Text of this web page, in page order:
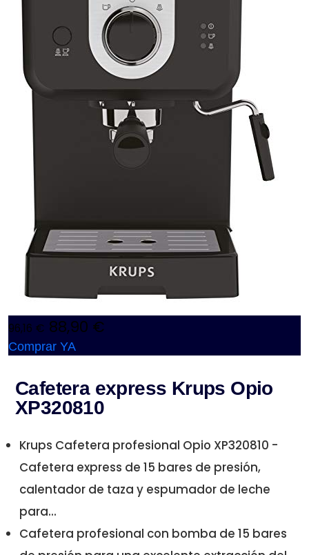
96,16 € 88,90 €
Comprar YA
Cafetera express Krups Opio
XP320810
Krups Cafetera profesional Opio XP320810 -
Cafetera express de 15 bares de presión,
calentador de taza y espumador de leche
para...
Cafetera profesional con bomba de 15 bares